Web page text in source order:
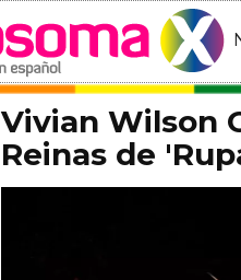
Vivian Wilson
Reinas de